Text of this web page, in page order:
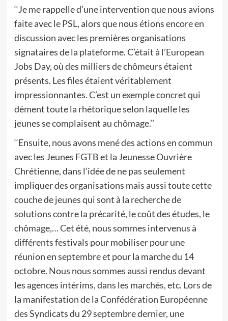
‘‘Je me rappelle d’une intervention que nous avions
faite avec le PSL, alors que nous étions encore en
discussion avec les premières organisations
signataires de la plateforme. C’était à l’European
Jobs Day, où des milliers de chômeurs étaient
présents. Les files étaient véritablement
impressionnantes. C’est un exemple concret qui
dément toute la rhétorique selon laquelle les
jeunes se complaisent au chômage.’’
‘‘Ensuite, nous avons mené des actions en commun
avec les Jeunes FGTB et la Jeunesse Ouvrière
Chrétienne, dans l’idée de ne pas seulement
impliquer des organisations mais aussi toute cette
couche de jeunes qui sont à la recherche de
solutions contre la précarité, le coût des études, le
chômage,… Cet été, nous sommes intervenus à
différents festivals pour mobiliser pour une
réunion en septembre et pour la marche du 14
octobre. Nous nous sommes aussi rendus devant
les agences intérims, dans les marchés, etc. Lors de
la manifestation de la Confédération Européenne
des Syndicats du 29 septembre dernier, une